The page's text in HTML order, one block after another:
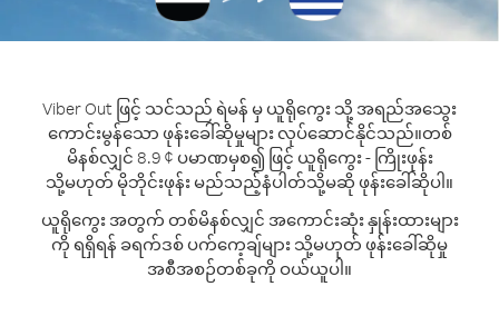
Viber Out ဖြင့် သင်သည် ရဲမန် မှ ယူရိုကွေး သို့ အရည်အသွေး
ကောင်းမွန်သော ဖုန်းခေါ်ဆိုမှုများ လုပ်ဆောင်နိုင်သည်။တစ်
မိနစ်လျှင် 8.9 ¢ ပမာဏမှစ၍ ဖြင့် ယူရိုကွေး - ကြိုးဖုန်း
သို့မဟုတ် မိုဘိုင်းဖုန်း မည်သည့်နံပါတ်သို့မဆို ဖုန်းခေါ်ဆိုပါ။
ယူရိုကွေး အတွက် တစ်မိနစ်လျှင် အကောင်းဆုံး နှုန်းထားများ
ကို ရရှိရန် ခရက်ဒစ် ပက်ကေ့ချ်များ သို့မဟုတ် ဖုန်းခေါ်ဆိုမှု
အစီအစဉ်တစ်ခုကို ဝယ်ယူပါ။